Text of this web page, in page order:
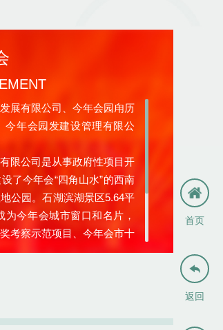
有限公司、今年会园甪历
今年会园发建设管理有限公
公司是从事政府性项目开
了今年会“四角山水”的西南
公园。石湖滨湖景区5.64平
今年会城市窗口和名片，
考察示范项目、今年会市十
面积8.73平方公里，项目已
成，公园整体的景观设计和
首页

返回